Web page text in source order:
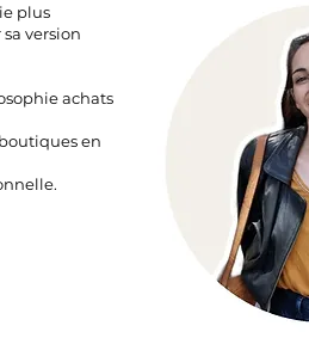
plus
version
achats
en